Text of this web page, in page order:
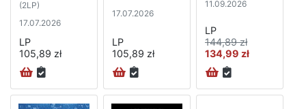
(2LP)
17.07.2026
LP
105,89 zł
17.07.2026
LP
105,89 zł
11.09.2026
LP
144,89 zł
134,99 zł